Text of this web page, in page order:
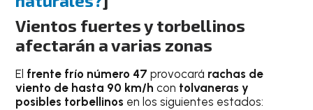
Vientos fuertes y torbellinos
afectarán a varias zonas
El frente frío número 47 provocará rachas de
viento de hasta 90 km/h con tolvaneras y
posibles torbellinos en los siguientes estados: